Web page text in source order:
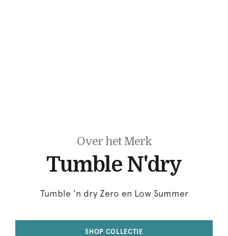
Over het Merk
Tumble N'dry
Tumble 'n dry Zero en Low Summer
SHOP COLLECTIE